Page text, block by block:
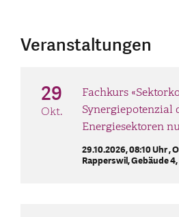
Veranstaltungen
29
Okt.
Fachkurs
Synergiepotenzial
Energiesektoren
29.10.2026, 08:10 Uhr ,
Rapperswil, Gebäude 4,